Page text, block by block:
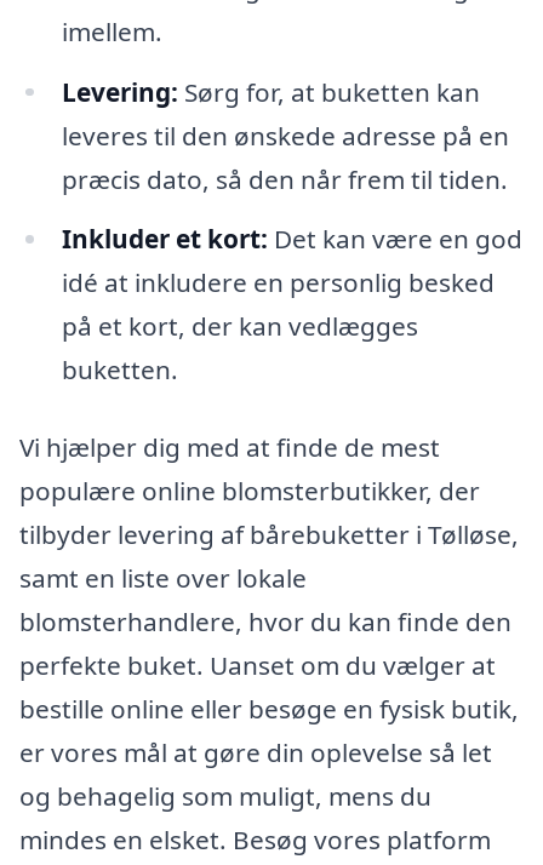
imellem.
Levering: Sørg for, at buketten kan
leveres til den ønskede adresse på en
præcis dato, så den når frem til tiden.
Inkluder et kort: Det kan være en god
idé at inkludere en personlig besked
på et kort, der kan vedlægges
buketten.
Vi hjælper dig med at finde de mest
populære online blomsterbutikker, der
tilbyder levering af bårebuketter i Tølløse,
samt en liste over lokale
blomsterhandlere, hvor du kan finde den
perfekte buket. Uanset om du vælger at
bestille online eller besøge en fysisk butik,
er vores mål at gøre din oplevelse så let
og behagelig som muligt, mens du
mindes en elsket. Besøg vores platform